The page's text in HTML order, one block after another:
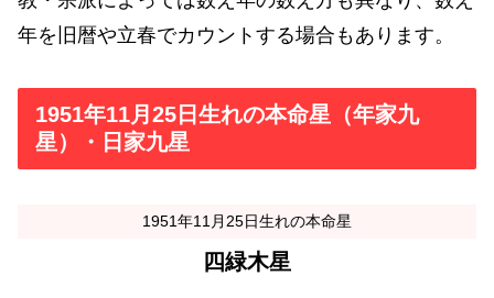
年を旧暦や立春でカウントする場合もあります。
1951年11月25日生れの本命星（年家九
星）・日家九星
1951年11月25日生れの本命星
四緑木星